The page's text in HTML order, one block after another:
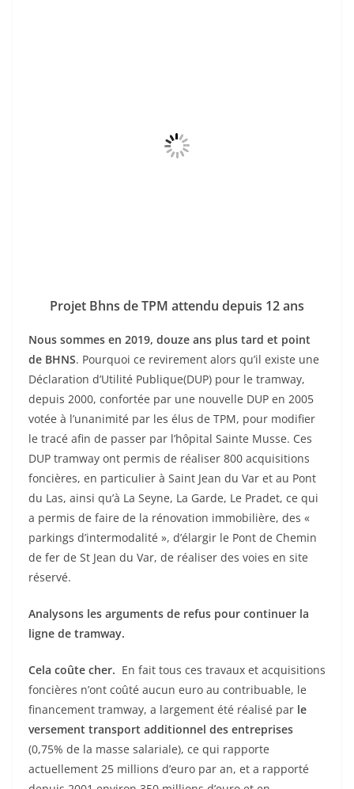
Projet Bhns de TPM attendu depuis 12 ans
Nous sommes en 2019, douze ans plus tard et point
de BHNS. Pourquoi ce revirement alors qu’il existe une
Déclaration d’Utilité Publique(DUP) pour le tramway,
depuis 2000, confortée par une nouvelle DUP en 2005
votée à l’unanimité par les élus de TPM, pour modifier
le tracé afin de passer par l’hôpital Sainte Musse. Ces
DUP tramway ont permis de réaliser 800 acquisitions
foncières, en particulier à Saint Jean du Var et au Pont
du Las, ainsi qu’à La Seyne, La Garde, Le Pradet, ce qui
a permis de faire de la rénovation immobilière, des «
parkings d’intermodalité », d’élargir le Pont de Chemin
de fer de St Jean du Var, de réaliser des voies en site
réservé.
Analysons les arguments de refus pour continuer la
ligne de tramway.
Cela coûte cher. En fait tous ces travaux et acquisitions
foncières n’ont coûté aucun euro au contribuable, le
financement tramway, a largement été réalisé par le
versement transport additionnel des entreprises
(0,75% de la masse salariale), ce qui rapporte
actuellement 25 millions d’euro par an, et a rapporté